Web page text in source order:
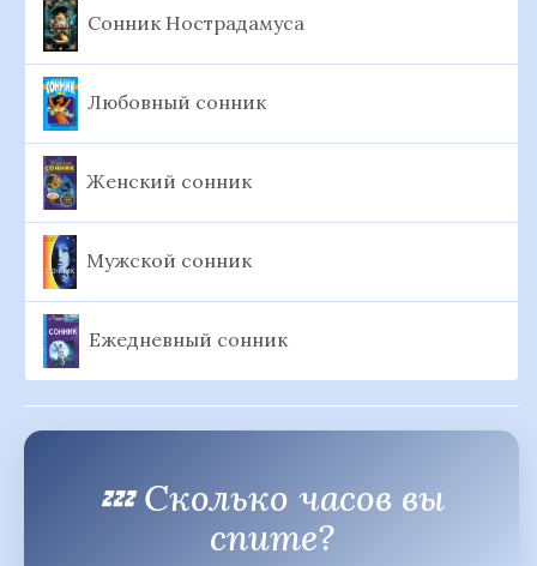
Сонник Нострадамуса
Любовный сонник
Женский сонник
Мужской сонник
Ежедневный сонник
💤 Сколько часов вы
спите?